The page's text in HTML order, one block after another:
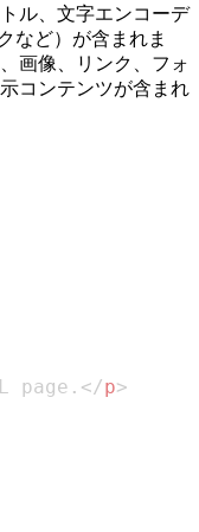
ル、文字エンコーデ
など）が含まれま
画像、リンク、フォ
コンテンツが含まれ
page. </p>